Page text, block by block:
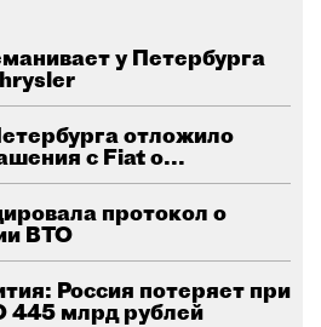
у Петербурга
отложило
с Fiat о...
протокол о
ВТО
Россия потеряет при
445 млрд рублей